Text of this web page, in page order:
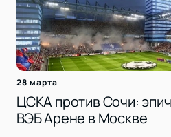
28 марта
ЦСКА против Сочи:
ВЭБ Арене в Москве